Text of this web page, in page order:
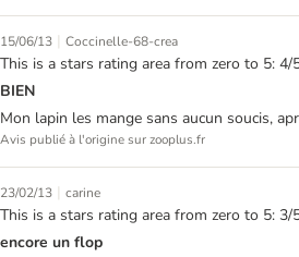
15/06/13 | Coccinelle-68-crea
This is a stars rating area from zero to 5: 4/
BIEN
Mon lapin les mange sans aucun soucis,
Avis publié à l'origine sur zooplus.fr
23/02/13 | carine
This is a stars rating area from zero to 5: 3/
encore un flop